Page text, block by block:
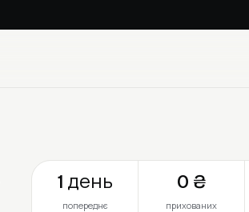
1 день
попереднє
0 ₴
прихованих